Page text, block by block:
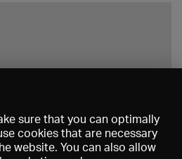
sure that you can optimally
cookies that are necessary
website. You can also allow